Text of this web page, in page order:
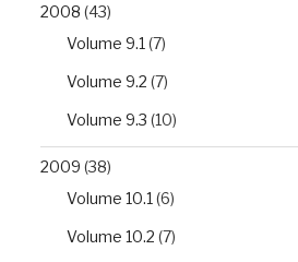
2008 (43)
Volume 9.1 (7)
Volume 9.2 (7)
Volume 9.3 (10)
2009 (38)
Volume 10.1 (6)
Volume 10.2 (7)